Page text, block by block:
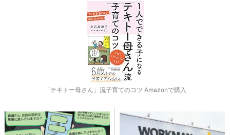
「テキトー母さん」流子育てのコツ Amazonで購入